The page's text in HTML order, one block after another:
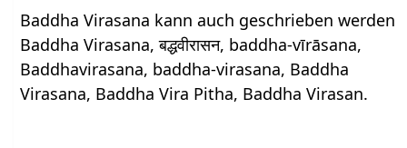
Baddha Virasana kann auch geschrieben werden
Baddha Virasana, बद्धवीरासन, baddha-vīrāsana,
Baddhavirasana, baddha-virasana, Baddha
Virasana, Baddha Vira Pitha, Baddha Virasan.